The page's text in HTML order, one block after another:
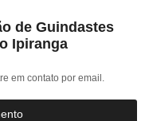
de Guindastes
Ipiranga
em contato por email.